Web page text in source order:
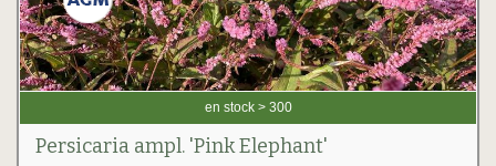
en stock > 300
Persicaria ampl. 'Pink Elephant'